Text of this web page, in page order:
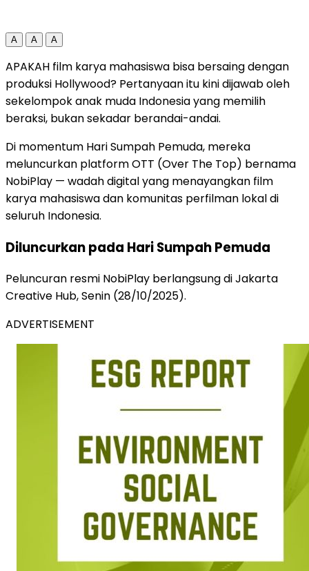
A A A
APAKAH film karya mahasiswa bisa bersaing dengan
produksi Hollywood? Pertanyaan itu kini dijawab oleh
sekelompok anak muda Indonesia yang memilih
beraksi, bukan sekadar berandai-andai.
Di momentum Hari Sumpah Pemuda, mereka
meluncurkan platform OTT (Over The Top) bernama
NobiPlay — wadah digital yang menayangkan film
karya mahasiswa dan komunitas perfilman lokal di
seluruh Indonesia.
Diluncurkan pada Hari Sumpah Pemuda
Peluncuran resmi NobiPlay berlangsung di Jakarta
Creative Hub, Senin (28/10/2025).
ADVERTISEMENT